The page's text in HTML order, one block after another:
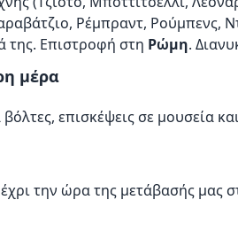
Ρέμπραντ, Ρούμπενς,
της. Επιστροφή στη Ρώμη.
μέρα
βόλτες, επισκέψεις σε μουσεία
την ώρα της μετάβασής μας